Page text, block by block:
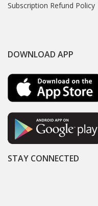
Subscription Refund Policy
DOWNLOAD APP
STAY CONNECTED